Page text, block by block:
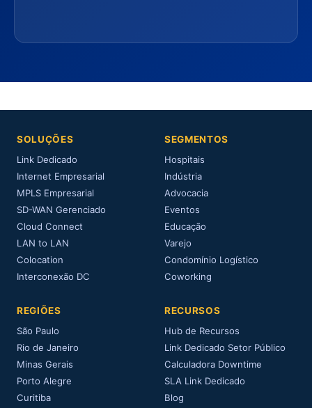
SOLUÇÕES
Link Dedicado
Internet Empresarial
MPLS Empresarial
SD-WAN Gerenciado
Cloud Connect
LAN to LAN
Colocation
Interconexão DC
SEGMENTOS
Hospitais
Indústria
Advocacia
Eventos
Educação
Varejo
Condomínio Logístico
Coworking
REGIÕES
São Paulo
Rio de Janeiro
Minas Gerais
Porto Alegre
Curitiba
RECURSOS
Hub de Recursos
Link Dedicado Setor Público
Calculadora Downtime
SLA Link Dedicado
Blog